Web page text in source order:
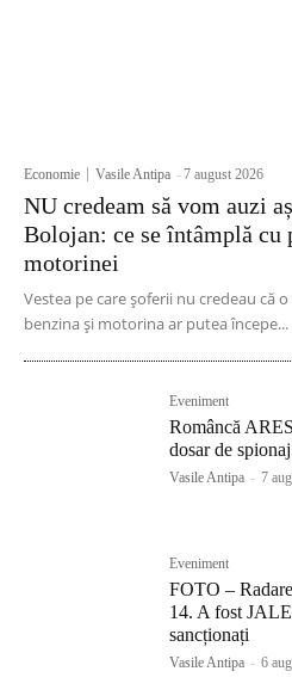
Economie Vasile Antipa -7 august 2026
NU credeam să vom auzi
Bolojan: ce se întâmplă cu
motorinei
Vestea pe care șoferii nu credeau că
benzina și motorina ar putea începe...
Eveniment
Româncă
dosar de
Vasile Antipa - 7
Eveniment
FOTO –
14. A fost
sancționați
Vasile Antipa - 6